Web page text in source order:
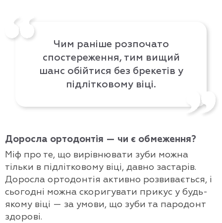
Чим раніше розпочато
спостереження, тим вищий
шанс обійтися без брекетів у
підлітковому віці.
Доросла ортодонтія — чи є обмеження?
Міф про те, що вирівнювати зуби можна
тільки в підлітковому віці, давно застарів.
Доросла ортодонтія активно розвивається, і
сьогодні можна скоригувати прикус у будь-
якому віці — за умови, що зуби та пародонт
здорові.